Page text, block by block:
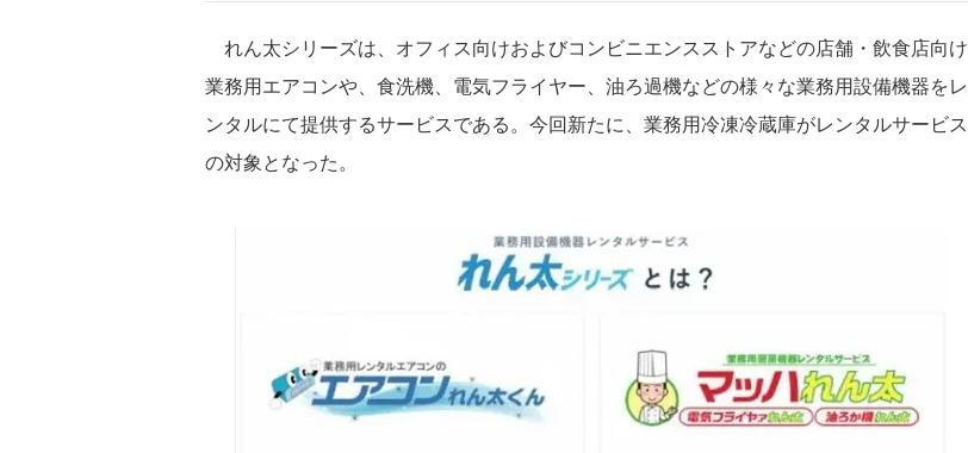
れん太シリーズは、オフィス向けおよびコンビニエンスストアなどの店舗・飲食店向け
業務用エアコンや、食洗機、電気フライヤー、油ろ過機などの様々な業務用設備機器をレ
ンタルにて提供するサービスである。今回新たに、業務用冷凍冷蔵庫がレンタルサービス
の対象となった。